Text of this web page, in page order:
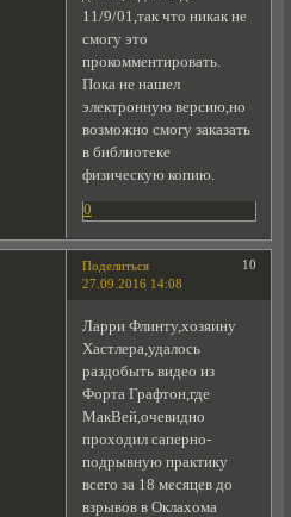
11/9/01,так что никак не
смогу это
прокомментировать.
Пока не нашел
электронную версию,но
возможно смогу заказать
в библиотеке
физическую копию.
0
Поделиться
10
27.09.2016 14:08
Ларри Флинту,хозяину
Хастлера,удалось
раздобыть видео из
Форта Графтон,где
МакВей,очевидно
проходил саперно-
подрывную практику
всего за 18 месяцев до
взрывов в Оклахома